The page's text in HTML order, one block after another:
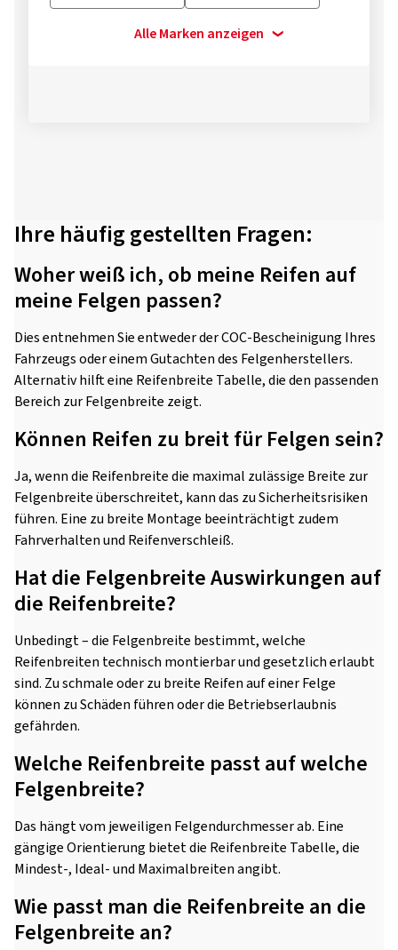
Alle Marken anzeigen
Ihre häufig gestellten Fragen:
Woher weiß ich, ob meine Reifen auf
meine Felgen passen?
Dies entnehmen Sie entweder der COC-Bescheinigung Ihres
Fahrzeugs oder einem Gutachten des Felgenherstellers.
Alternativ hilft eine Reifenbreite Tabelle, die den passenden
Bereich zur Felgenbreite zeigt.
Können Reifen zu breit für Felgen sein?
Ja, wenn die Reifenbreite die maximal zulässige Breite zur
Felgenbreite überschreitet, kann das zu Sicherheitsrisiken
führen. Eine zu breite Montage beeinträchtigt zudem
Fahrverhalten und Reifenverschleiß.
Hat die Felgenbreite Auswirkungen auf
die Reifenbreite?
Unbedingt – die Felgenbreite bestimmt, welche
Reifenbreiten technisch montierbar und gesetzlich erlaubt
sind. Zu schmale oder zu breite Reifen auf einer Felge
können zu Schäden führen oder die Betriebserlaubnis
gefährden.
Welche Reifenbreite passt auf welche
Felgenbreite?
Das hängt vom jeweiligen Felgendurchmesser ab. Eine
gängige Orientierung bietet die Reifenbreite Tabelle, die
Mindest-, Ideal- und Maximalbreiten angibt.
Wie passt man die Reifenbreite an die
Felgenbreite an?